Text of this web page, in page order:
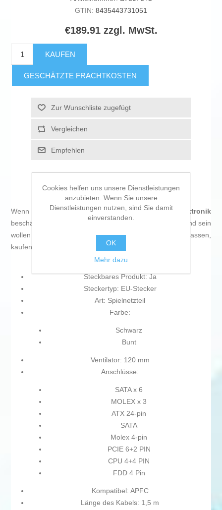
GTIN: 8435443731051
€189.91 zzgl. MwSt.
KAUFEN
GESCHÄTZTE FRACHTKOSTEN
Zur Wunschliste zugefügt
Vergleichen
Empfehlen
Wenn Sie sich leidenschaftlich mit IT und Elektronik
beschäftigen, mit der Technologie auf dem neuesten Stand sein
wollen und nicht einmal die winzigsten Einzelheiten auslassen,
kaufen Sie
Spielnetzteil Tempest PSU PRO 850W
Steckbares Produkt: Ja
Steckertyp: EU-Stecker
Art: Spielnetzteil
Farbe:
Schwarz
Bunt
Ventilator: 120 mm
Anschlüsse:
SATA x 6
MOLEX x 3
ATX 24-pin
SATA
Molex 4-pin
PCIE 6+2 PIN
CPU 4+4 PIN
FDD 4 Pin
Kompatibel: APFC
Länge des Kabels: 1,5 m
Cookies helfen uns unsere Dienstleistungen
anzubieten. Wenn Sie unsere
Dienstleistungen nutzen, sind Sie damit
einverstanden.
OK
Mehr dazu